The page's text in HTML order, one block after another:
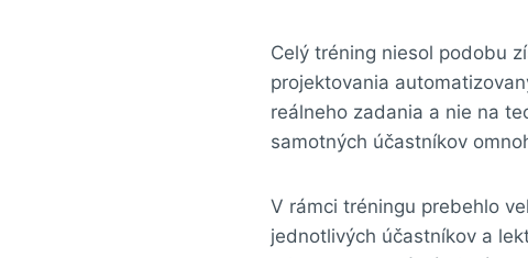
Celý tréning niesol podobu
projektovania
reálneho zadania a nie na
samotných účastníkov
V rámci tréningu prebehlo
jednotlivých účastníkov a